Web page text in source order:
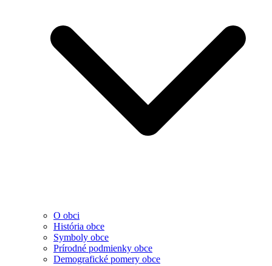
O obci
História obce
Symboly obce
Prírodné podmienky obce
Demografické pomery obce